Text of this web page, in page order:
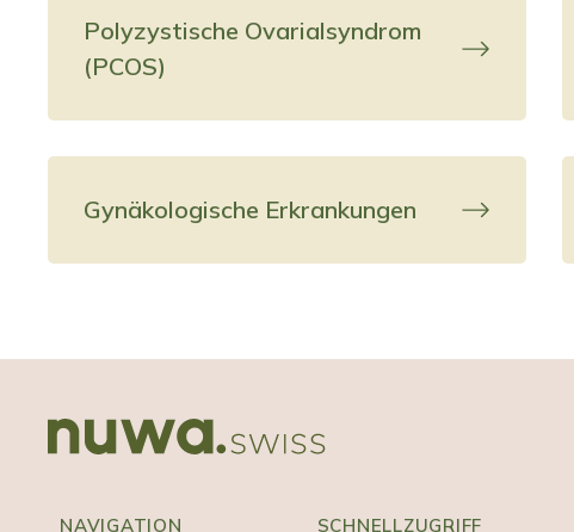
Polyzystische Ovarialsyndrom
(PCOS)
Gynäkologische Erkrankungen
NAVIGATION SCHNELLZUGRIFF